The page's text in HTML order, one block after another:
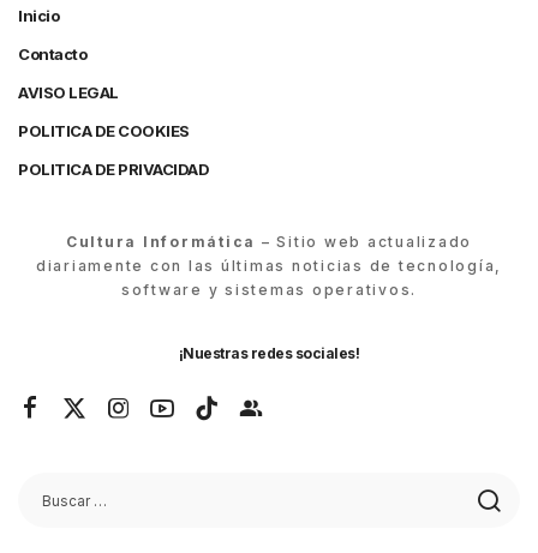
Inicio
Contacto
AVISO LEGAL
POLITICA DE COOKIES
POLITICA DE PRIVACIDAD
Cultura Informática – Sitio web actualizado
diariamente con las últimas noticias de tecnología,
software y sistemas operativos.
¡Nuestras redes sociales!